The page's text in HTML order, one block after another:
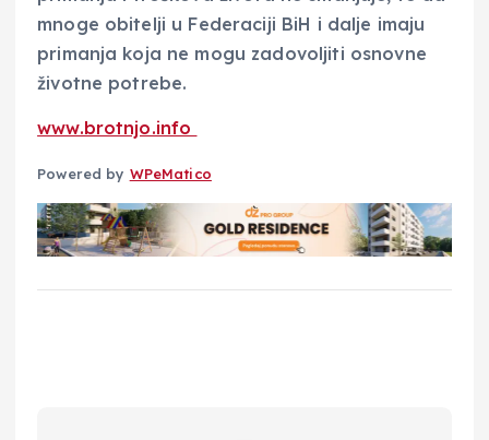
mnoge obitelji u Federaciji BiH i dalje imaju
primanja koja ne mogu zadovoljiti osnovne
životne potrebe.
www.brotnjo.info
Powered by WPeMatico